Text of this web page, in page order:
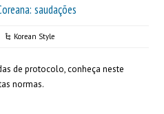
saudações
Korean Style
de protocolo, conheça neste
normas.